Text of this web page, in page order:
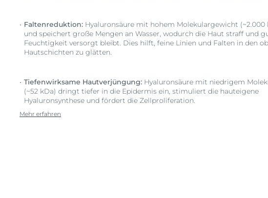
Faltenreduktion: Hyaluronsäure mit hohem Molekulargewicht (~2.000
und speichert große Mengen an Wasser, wodurch die Haut straff und
Feuchtigkeit versorgt bleibt. Dies hilft, feine Linien und Falten in den
Hautschichten zu glätten.
Tiefenwirksame Hautverjüngung: Hyaluronsäure mit niedrigem
(~52 kDa) dringt tiefer in die Epidermis ein, stimuliert die hauteigene
Hyaluronsynthese und fördert die Zellproliferation.
Mehr erfahren